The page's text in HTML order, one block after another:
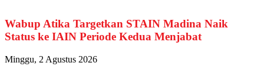
Wabup Atika Targetkan STAIN Madina Naik
Status ke IAIN Periode Kedua Menjabat
Minggu, 2 Agustus 2026